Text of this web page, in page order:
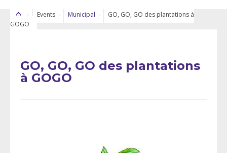
Events Municipal
GO, GO, GO des plantations à
GOGO
GO, GO, GO des plantations
à GOGO